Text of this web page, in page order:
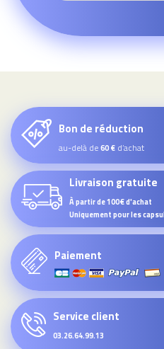
Bon de réduction
au-delà de60 € d’achat
Livraison gratuite
À partir de 100€ d'achat
Uniquement pour les
Paiement
Service client
03.26.64.99.13